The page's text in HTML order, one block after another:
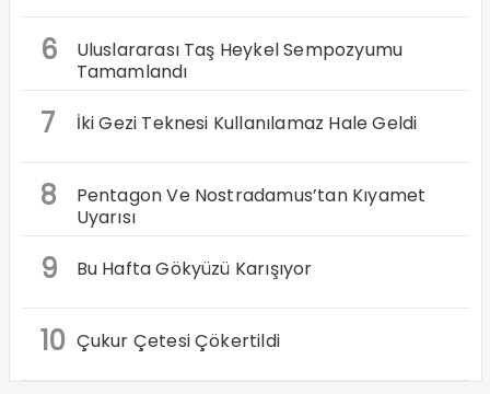
6
Uluslararası Taş Heykel Sempozyumu
Tamamlandı
7 İki Gezi Teknesi Kullanılamaz Hale Geldi
8
Pentagon Ve Nostradamus’tan Kıyamet
Uyarısı
9 Bu Hafta Gökyüzü Karışıyor
10 Çukur Çetesi Çökertildi